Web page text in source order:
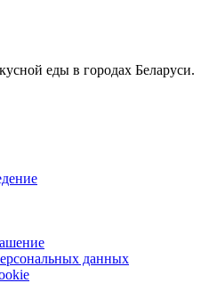
еды в городах Беларуси.
данных